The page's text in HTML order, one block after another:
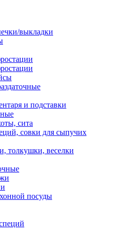
выкладки
и подставки
сита
совки для сыпучих
толкушки, веселки
посуды